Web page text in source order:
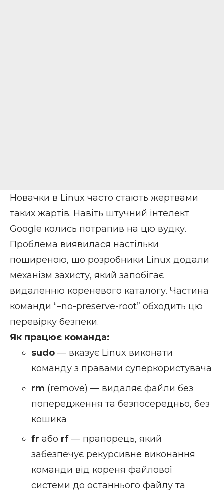
Новачки в Linux часто стають жертвами
таких жартів. Навіть штучний інтелект
Google колись потрапив на цю вудку.
Проблема виявилася настільки
поширеною, що розробники Linux додали
механізм захисту, який запобігає
видаленню кореневого каталогу. Частина
команди “–no-preserve-root” обходить цю
перевірку безпеки.
Як працює команда:
sudo— вказує Linux виконати
команду з правами суперкористувача
rm (remove) — видаляє файли без
попередження та безпосередньо, без
кошика
fr або rf— прапорець, який
забезпечує рекурсивне виконання
команди від кореня файлової
системи до останнього файлу та